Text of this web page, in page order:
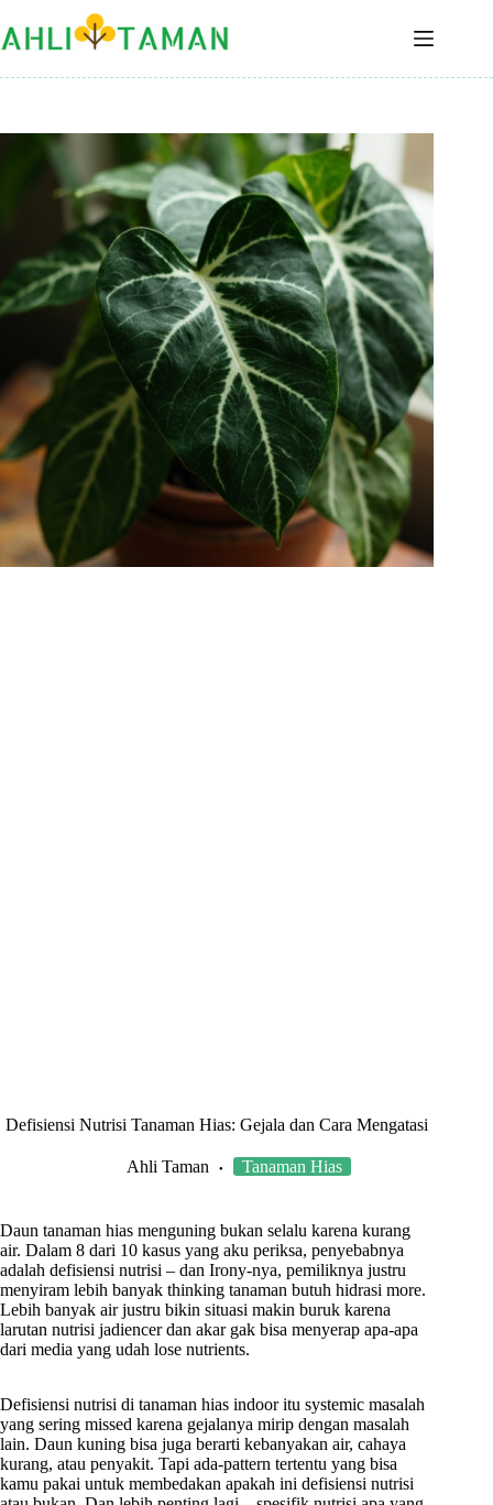
Defisiensi Nutrisi Tanaman Hias: Gejala dan Cara Mengatasi
Ahli Taman Tanaman Hias
Daun tanaman hias menguning bukan selalu karena kurang
air. Dalam 8 dari 10 kasus yang aku periksa, penyebabnya
adalah defisiensi nutrisi – dan Irony-nya, pemiliknya justru
menyiram lebih banyak thinking tanaman butuh hidrasi more.
Lebih banyak air justru bikin situasi makin buruk karena
larutan nutrisi jadiencer dan akar gak bisa menyerap apa-apa
dari media yang udah lose nutrients.
Defisiensi nutrisi di tanaman hias indoor itu systemic masalah
yang sering missed karena gejalanya mirip dengan masalah
lain. Daun kuning bisa juga berarti kebanyakan air, cahaya
kurang, atau penyakit. Tapi ada-pattern tertentu yang bisa
kamu pakai untuk membedakan apakah ini defisiensi nutrisi